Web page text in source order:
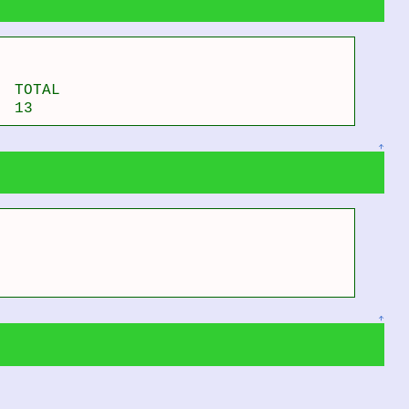
13
↑
↑